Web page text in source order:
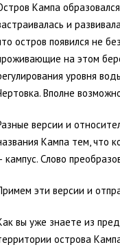
Кампа
и
остров появился не
на этом
уровня
Вполне
версии и
Кампа тем, что
кампус. Слово
эти версии и
вы уже знаете из
острова